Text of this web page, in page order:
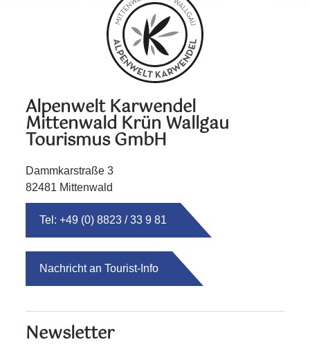
Alpenwelt Karwendel
Mittenwald Krün Wallgau
Tourismus GmbH
Dammkarstraße 3
82481 Mittenwald
Tel: +49 (0) 8823 / 33 9 81
Nachricht an Tourist-Info
Newsletter